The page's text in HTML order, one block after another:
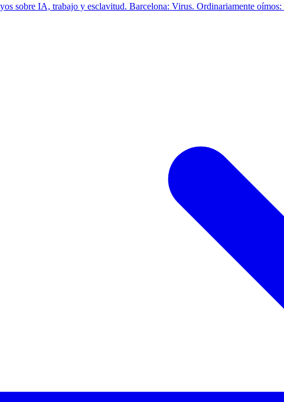
sobre IA, trabajo y esclavitud. Barcelona: Virus. Ordinariamente